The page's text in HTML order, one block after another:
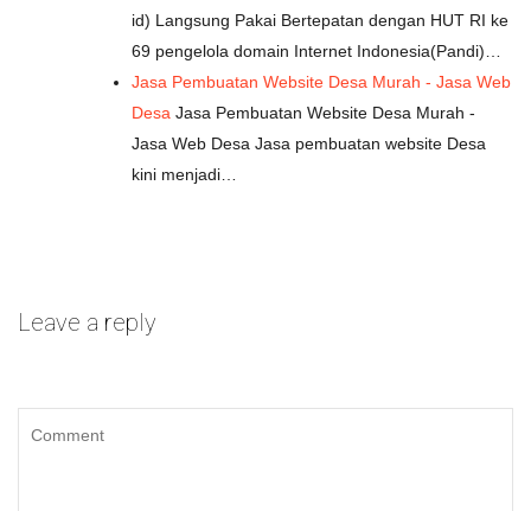
id) Langsung Pakai Bertepatan dengan HUT RI ke
69 pengelola domain Internet Indonesia(Pandi)…
Jasa Pembuatan Website Desa Murah - Jasa Web
Desa Jasa Pembuatan Website Desa Murah -
Jasa Web Desa Jasa pembuatan website Desa
kini menjadi…
Leave a reply